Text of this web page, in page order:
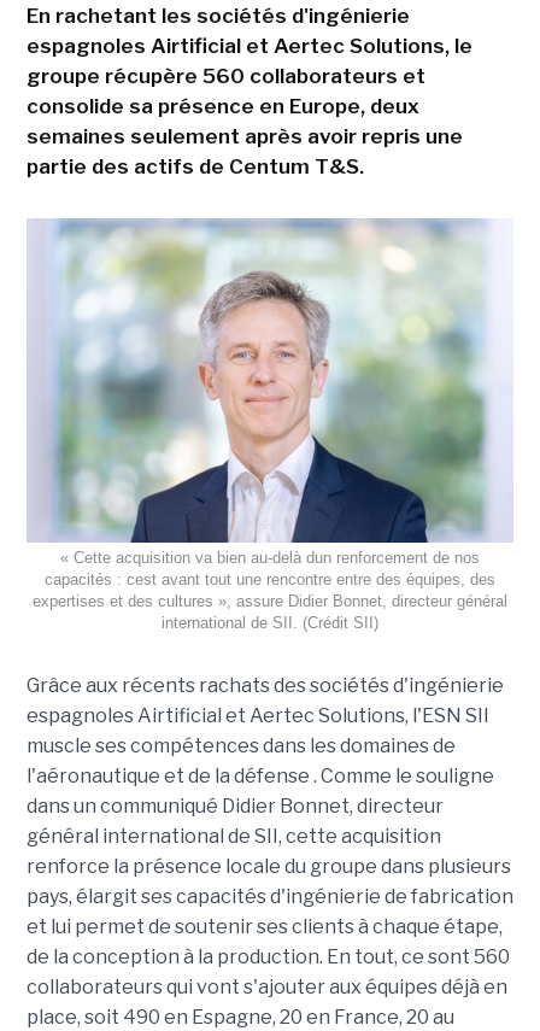
En rachetant les sociétés d'ingénierie
espagnoles Airtificial et Aertec Solutions, le
groupe récupère 560 collaborateurs et
consolide sa présence en Europe, deux
semaines seulement après avoir repris une
partie des actifs de Centum T&S.
« Cette acquisition va bien au-delà dun renforcement de nos
capacités : cest avant tout une rencontre entre des équipes, des
expertises et des cultures », assure Didier Bonnet, directeur général
international de SII. (Crédit SII)
Grâce aux récents rachats des sociétés d'ingénierie
espagnoles Airtificial et Aertec Solutions, l'ESN SII
muscle ses compétences dans les domaines de
l'aéronautique et de la défense . Comme le souligne
dans un communiqué Didier Bonnet, directeur
général international de SII, cette acquisition
renforce la présence locale du groupe dans plusieurs
pays, élargit ses capacités d'ingénierie de fabrication
et lui permet de soutenir ses clients à chaque étape,
de la conception à la production. En tout, ce sont 560
collaborateurs qui vont s'ajouter aux équipes déjà en
place, soit 490 en Espagne, 20 en France, 20 au